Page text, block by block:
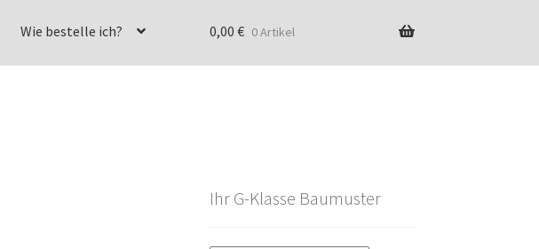
Wie bestelle ich? 0,00 € 0 Artikel
Ihr G-Klasse Baumuster